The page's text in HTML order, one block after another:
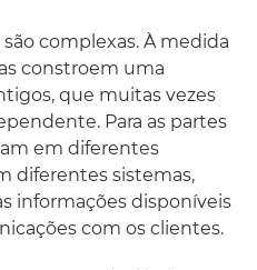
complexas. À medida
constroem uma
que muitas vezes
Para as partes
em diferentes
diferentes sistemas,
informações disponíveis
com os clientes.